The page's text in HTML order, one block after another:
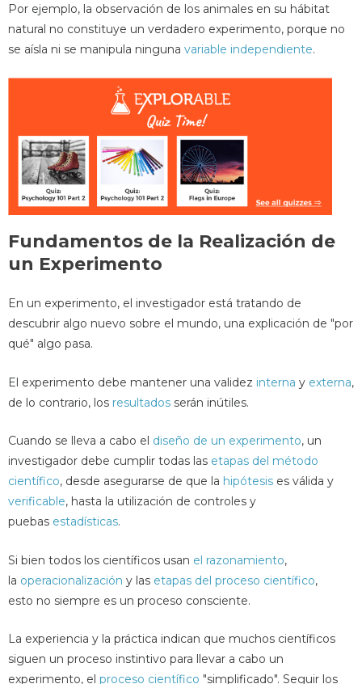
Por ejemplo, la observación de los animales en su hábitat
natural no constituye un verdadero experimento, porque no
se aísla ni se manipula ninguna variable independiente.
Fundamentos de la Realización de
un Experimento
En un experimento, el investigador está tratando de
descubrir algo nuevo sobre el mundo, una explicación de "por
qué" algo pasa.
El experimento debe mantener una validez interna y externa,
de lo contrario, los resultados serán inútiles.
Cuando se lleva a cabo el diseño de un experimento, un
investigador debe cumplir todas las etapas del método
científico, desde asegurarse de que la hipótesis es válida y
verificable, hasta la utilización de controles y
puebas estadísticas.
Si bien todos los científicos usan el razonamiento,
la operacionalización y las etapas del proceso científico,
esto no siempre es un proceso consciente.
La experiencia y la práctica indican que muchos científicos
siguen un proceso instintivo para llevar a cabo un
experimento, el proceso científico "simplificado". Seguir los